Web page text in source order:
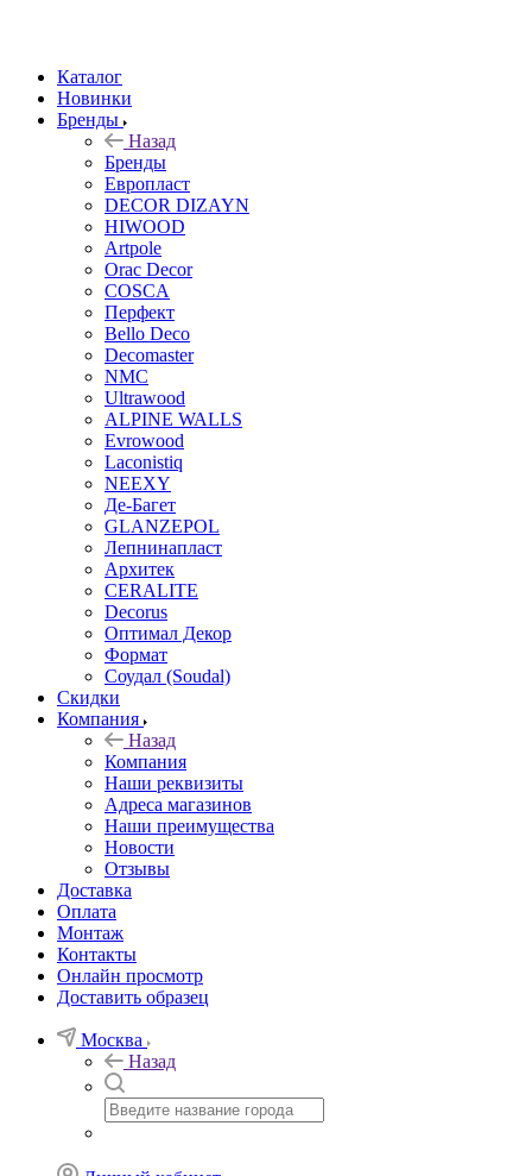
Каталог
Новинки
Бренды
Назад
Бренды
Европласт
DECOR DIZAYN
HIWOOD
Artpole
Orac Decor
COSCA
Перфект
Bello Deco
Decomaster
NMС
Ultrawood
ALPINE WALLS
Evrowood
Laconistiq
NEEXY
Де-Багет
GLANZEPOL
Лепнинапласт
Архитек
CERALITE
Decorus
Оптимал Декор
Формат
Соудал (Soudal)
Скидки
Компания
Назад
Компания
Наши реквизиты
Адреса магазинов
Наши преимущества
Новости
Отзывы
Доставка
Оплата
Монтаж
Контакты
Онлайн просмотр
Доставить образец
Москва
Назад